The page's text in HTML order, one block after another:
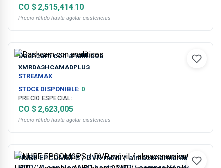
CO $ 2,515,414.10
Precio válido hasta agotar existencias
Dashcam con analíticos
XMRDASHCAMADPLUS
STREAMAX
STOCK DISPONIBLE: 0
PRECIO ESPECIAL:
CO $ 2,623,005
Precio válido hasta agotar existencias
NUBE EPCOMGPS / DVR móvil / almacenamiento en